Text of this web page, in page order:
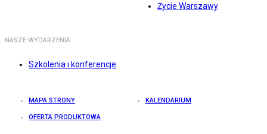
Życie Warszawy
NASZE WYDARZENIA
Szkolenia i konferencje
MAPA STRONY KALENDARIUM
OFERTA PRODUKTOWA